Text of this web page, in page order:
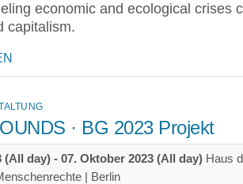
economic and ecological crises
capitalism.
· BG 2023 Projekt
(All day) - 07. Oktober 2023 (All day) Haus
| Berlin